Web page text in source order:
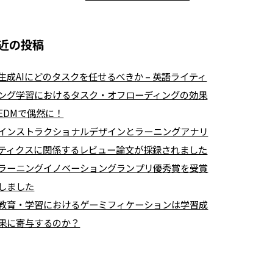
の投稿
成AIにどのタスクを任せるべきか – 英語ライティ
グ学習におけるタスク・オフローディングの効果
で偶然に！
ンストラクショナルデザインとラーニングアナリ
ィクスに関係するレビュー論文が採録されました
ーニングイノベーショングランプリ優秀賞を受賞
しました
育・学習におけるゲーミフィケーションは学習成
に寄与するのか？